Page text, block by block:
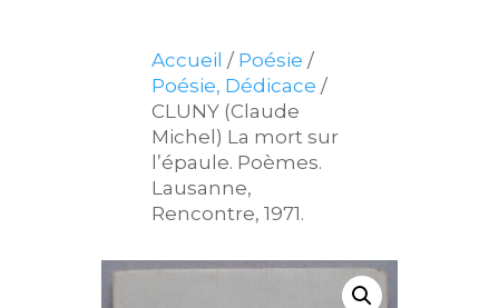
Accueil / Poésie /
Poésie, Dédicace /
CLUNY (Claude
Michel) La mort sur
l’épaule. Poèmes.
Lausanne,
Rencontre, 1971.